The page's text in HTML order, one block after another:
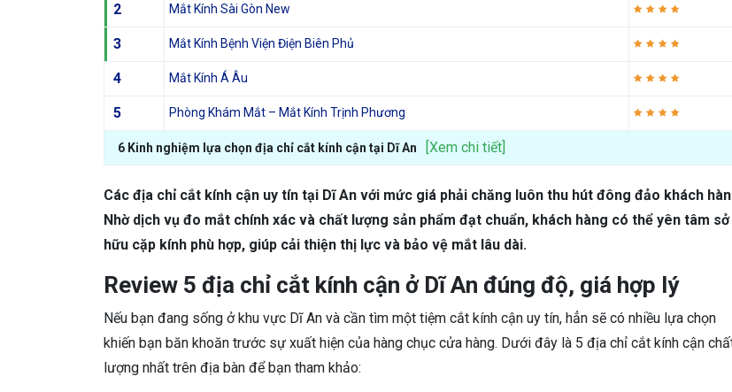
2 Mắt Kính Sài Gòn New
3 Mắt Kính Bệnh Viện Điện Biên Phủ
4 Mắt Kính Á Âu
5 Phòng Khám Mắt – Mắt Kính Trịnh Phương
6 Kinh nghiệm lựa chọn địa chỉ cắt kính cận tại Dĩ An [Xem chi tiết]
Các địa chỉ cắt kính cận uy tín tại Dĩ An với mức giá phải chăng luôn thu hút đông đảo khách
Nhờ dịch vụ đo mắt chính xác và chất lượng sản phẩm đạt chuẩn, khách hàng có thể yên tâm sở
hữu cặp kính phù hợp, giúp cải thiện thị lực và bảo vệ mắt lâu dài.
Review 5 địa chỉ cắt kính cận ở Dĩ An đúng độ, giá hợp lý
Nếu bạn đang sống ở khu vực Dĩ An và cần tìm một tiệm cắt kính cận uy tín, hẳn sẽ có nhiều lựa chọn
khiến bạn băn khoăn trước sự xuất hiện của hàng chục cửa hàng. Dưới đây là 5 địa chỉ cắt kính cận
lượng nhất trên địa bàn để bạn tham khảo: